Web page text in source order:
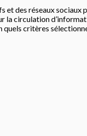
des réseaux sociaux
la circulation
critères